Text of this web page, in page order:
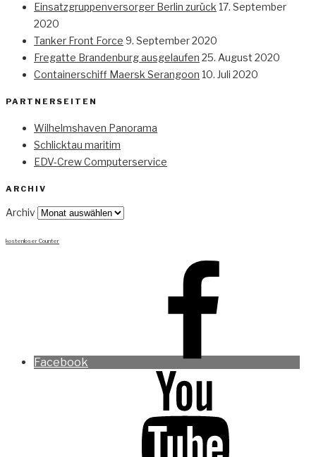
Einsatzgruppenversorger Berlin zurück 17. September
2020
Tanker Front Force 9. September 2020
Fregatte Brandenburg ausgelaufen 25. August 2020
Containerschiff Maersk Serangoon 10. Juli 2020
PARTNERSEITEN
Wilhelmshaven Panorama
Schlicktau maritim
EDV-Crew Computerservice
ARCHIV
Archiv
kostenloser Counter
Facebook